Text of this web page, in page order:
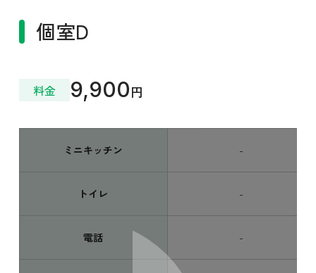
個室D
料金 9,900円
ミニキッチン -
トイレ -
電話 -